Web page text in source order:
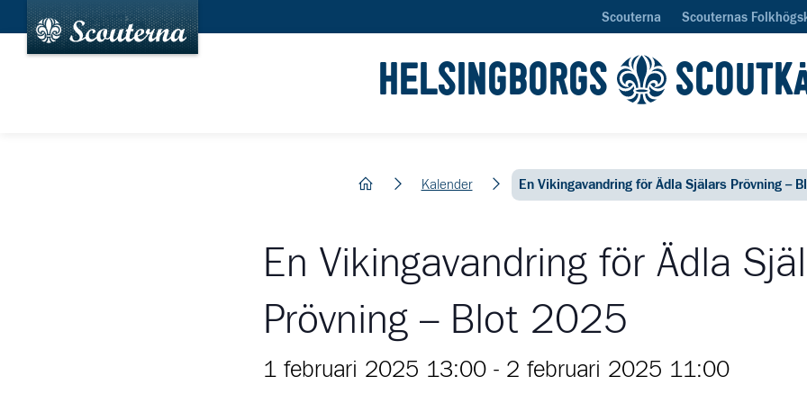
Scouterna Scouternas
HELSINGBORGS
hem Kalender En Vikingavandring för Ädla Själars Prövning –
En Vikingavandring för Ädla
Prövning – Blot 2025
1 februari 2025 13:00 - 2 februari 2025 11:00